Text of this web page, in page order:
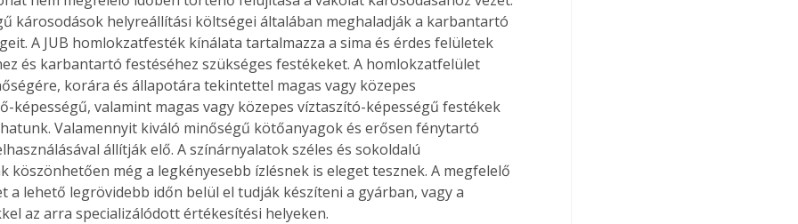
károsodások helyreállítási költségei általában meghaladják a karbantartó
A JUB homlokzatfesték kínálata tartalmazza a sima és érdes felületek
és karbantartó festéséhez szükséges festékeket. A homlokzatfelület
korára és állapotára tekintettel magas vagy közepes
képességű, valamint magas vagy közepes víztaszító-képességű festékek
Valamennyit kiváló minőségű kötőanyagok és erősen fénytartó
állítják elő. A színárnyalatok széles és sokoldalú
köszönhetően még a legkényesebb ízlésnek is eleget tesznek. A megfelelő
a lehető legrövidebb időn belül el tudják készíteni a gyárban, vagy a
az arra specializálódott értékesítési helyeken.